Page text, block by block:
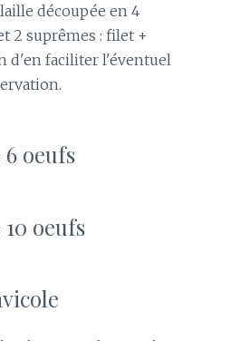
découpée en 4
2 suprêmes : filet +
d'en faciliter l'éventuel
oeufs
oeufs